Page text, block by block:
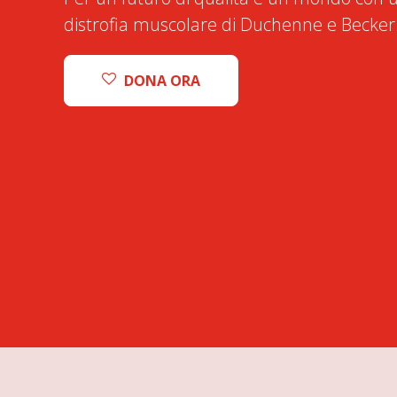
distrofia muscolare di Duchenne e
DONA ORA